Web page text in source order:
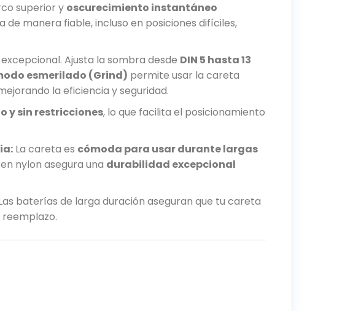
superior y oscurecimiento instantáneo
de manera fiable, incluso en posiciones difíciles,
Ajusta la sombra desde DIN 5 hasta 13
esmerilado (Grind) permite usar la careta
la eficiencia y seguridad.
y sin restricciones, lo que facilita el posicionamiento
La careta es cómoda para usar durante largas
nylon asegura una durabilidad excepcional
baterías de larga duración aseguran que tu careta